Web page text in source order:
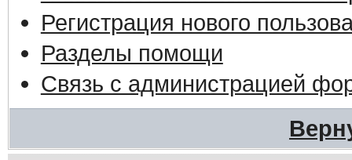
Регистрация нового
Разделы помощи
Связь с администрацией